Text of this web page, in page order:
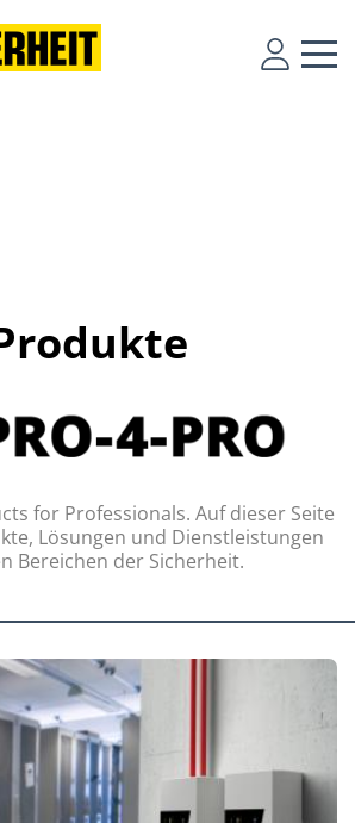
for Professionals. Auf dieser Seite
Lösungen und Dienstleistungen
Bereichen der Sicherheit.